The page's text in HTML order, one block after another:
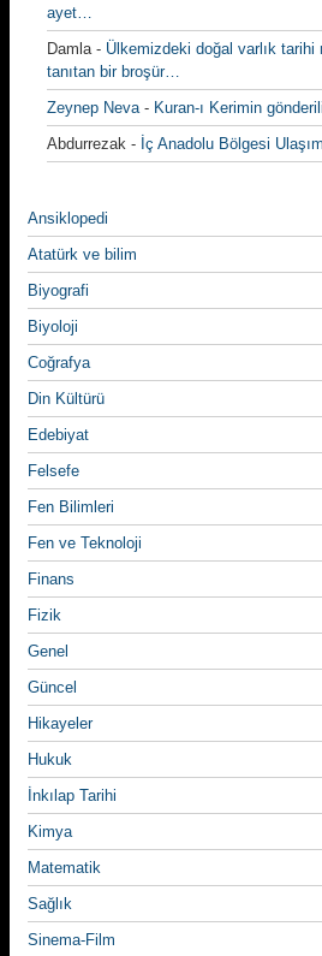
ayet…
Damla- Ülkemizdeki doğal varlık tarihi
tanıtan bir broşür…
Zeynep Neva- Kuran-ı Kerimin
Abdurrezak - İç Anadolu Bölgesi Ulaşım
Ansiklopedi
Atatürk ve bilim
Biyografi
Biyoloji
Coğrafya
Din Kültürü
Edebiyat
Felsefe
Fen Bilimleri
Fen ve Teknoloji
Finans
Fizik
Genel
Güncel
Hikayeler
Hukuk
İnkılap Tarihi
Kimya
Matematik
Sağlık
Sinema-Film